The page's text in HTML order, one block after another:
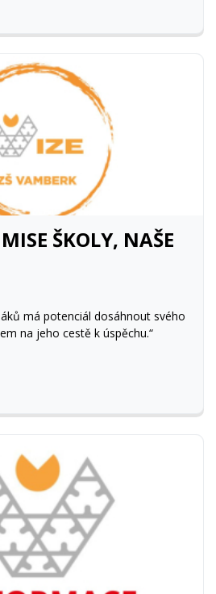
ŠKOLY, NAŠE
má potenciál dosáhnout svého
na jeho cestě k úspěchu.“